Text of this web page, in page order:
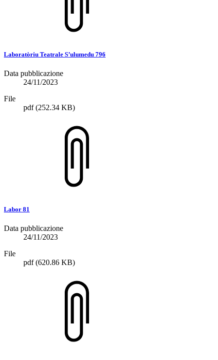
Laboratòriu Teatrale S’ulumedu 796
Data pubblicazione
24/11/2023
File
pdf(252.34 KB)
Labor 81
Data pubblicazione
24/11/2023
File
pdf(620.86 KB)